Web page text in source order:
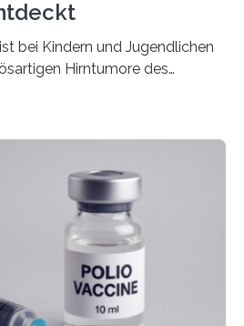
bei Kindern und Jugendlichen
Hirntumore des
heutigen Methoden geheilt
zielgerichtete Therapien, die
angreifen und normales
um Daniel Merk vom
Hirnforschung am
haben eine solche
einer Untergruppe des
Die Wilhelm Sander-